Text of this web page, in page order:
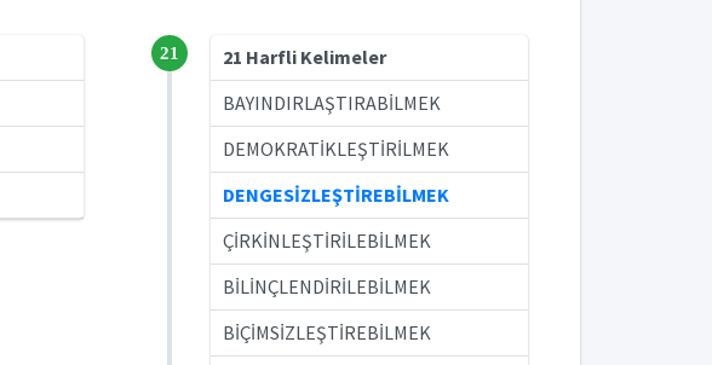
21
21 Harfli Kelimeler
BAYINDIRLAŞTIRABİLMEK
DEMOKRATİKLEŞTİRİLMEK
DENGESİZLEŞTİREBİLMEK
ÇİRKİNLEŞTİRİLEBİLMEK
BİLİNÇLENDİRİLEBİLMEK
BİÇİMSİZLEŞTİREBİLMEK